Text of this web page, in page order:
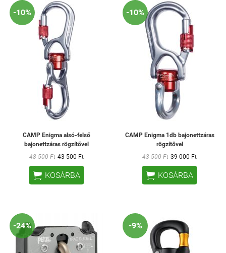
-10%
CAMP Enigma alsó-felső
bajonettzáras rögzítővel
48 500 Ft 43 500 Ft
 KOSÁRBA
-10%
CAMP Enigma 1db bajonettzáras
rögzítővel
43 500 Ft 39 000 Ft
 KOSÁRBA
-24% -9%